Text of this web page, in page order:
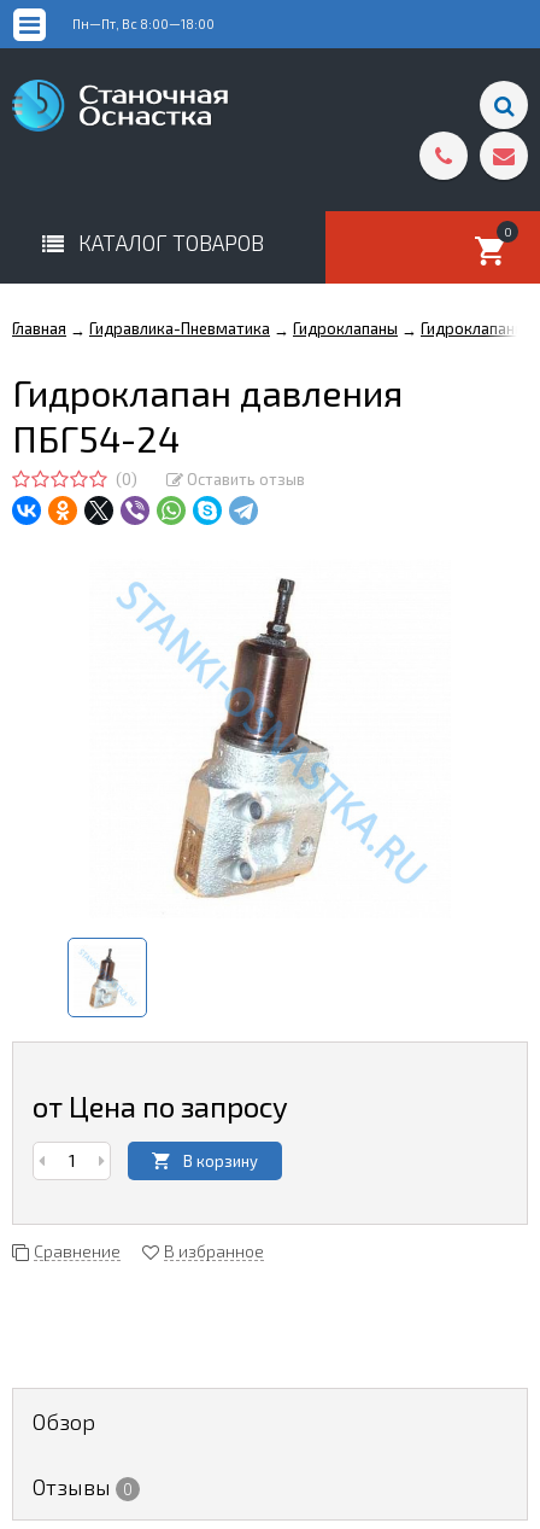
Пн—Пт, Вс 8:00—18:00
КАТАЛОГ ТОВАРОВ 0
Главная → Гидравлика-Пневматика → Гидроклапаны → Гидроклапаны
Гидроклапан давления
ПБГ54-24
(0) Оставить отзыв
от Цена по запросу
В корзину
Сравнение В избранное
Обзор
Отзывы 0